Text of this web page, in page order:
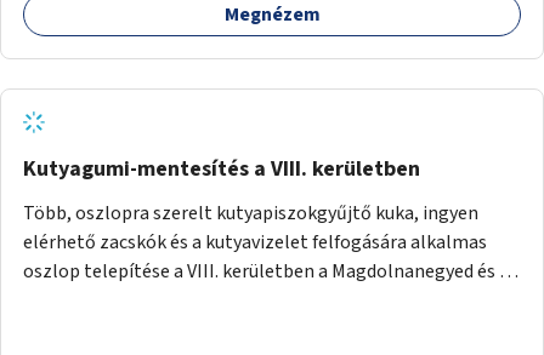
Megnézem
Kutyagumi-mentesítés a VIII. kerületben
Több, oszlopra szerelt kutyapiszokgyűjtő kuka, ingyen
elérhető zacskók és a kutyavizelet felfogására alkalmas
oszlop telepítése a VIII. kerületben a Magdolnanegyed és a